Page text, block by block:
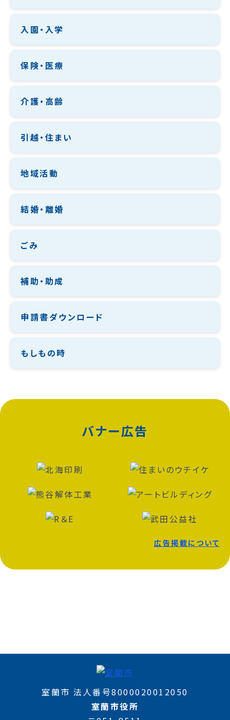
入園・入学
保険・医療
介護・高齢
引越・住まい
地域活動
結婚・離婚
ごみ
補助・助成
申請書ダウンロード
もしもの時
バナー広告
広告掲載について
室蘭市 法人番号8000020012050
室蘭市役所